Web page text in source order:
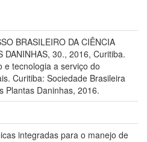
BRASILEIRO DA CIÊNCIA
DANINHAS, 30., 2016, Curitiba.
e tecnologia a serviço do
Curitiba: Sociedade Brasileira
Plantas Daninhas, 2016.
integradas para o manejo de